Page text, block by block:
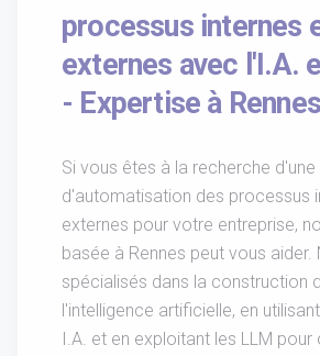
processus internes
externes avec l'I.A.
- Expertise à Rennes
Si vous êtes à la recherche
d'automatisation des processus
externes pour votre entreprise,
basée à Rennes peut vous
spécialisés dans la construction
l'intelligence artificielle, en
I.A. et en exploitant les LLM